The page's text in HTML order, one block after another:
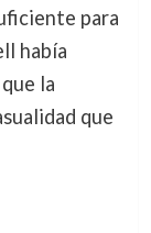
para
había
la
que